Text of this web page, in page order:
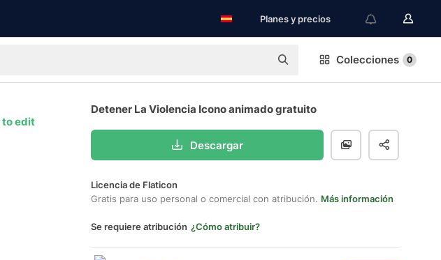
Planes y precios
Colecciones 0
to edit
Detener La Violencia Icono animado gratuito
Descargar
Licencia de Flaticon
Gratis para uso personal o comercial con atribución. Más información
Se requiere atribución ¿Cómo atribuir?